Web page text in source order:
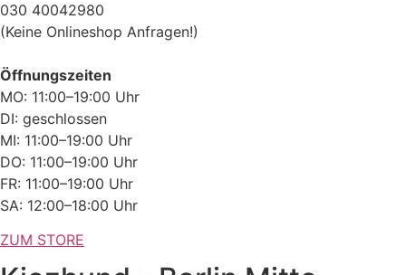
030 40042980
(Keine Onlineshop Anfragen!)
Öffnungszeiten
MO: 11:00–19:00 Uhr
DI: geschlossen
MI: 11:00–19:00 Uhr
DO: 11:00–19:00 Uhr
FR: 11:00–19:00 Uhr
SA: 12:00–18:00 Uhr
ZUM STORE